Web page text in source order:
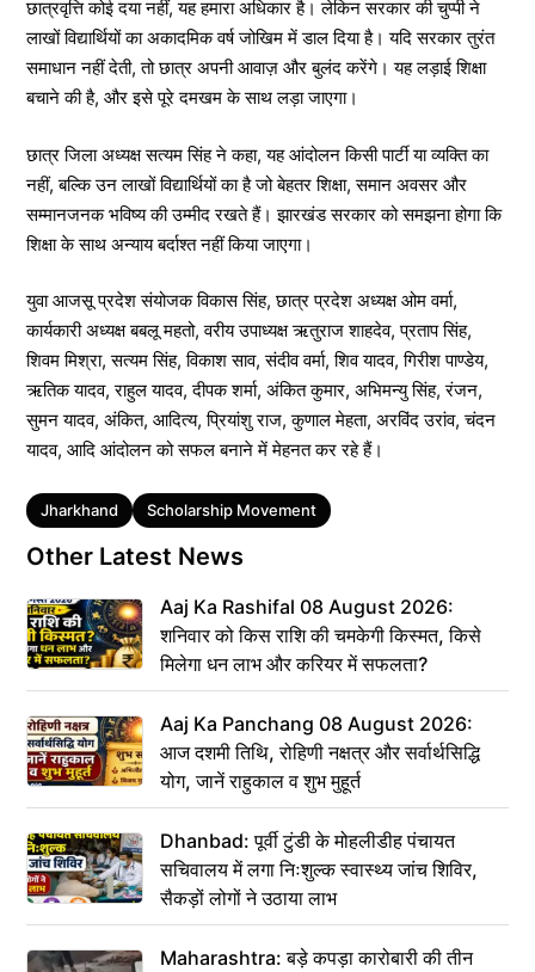
छात्रवृत्ति कोई दया नहीं, यह हमारा अधिकार है। लेकिन सरकार की चुप्पी ने
लाखों विद्यार्थियों का अकादमिक वर्ष जोखिम में डाल दिया है। यदि सरकार तुरंत
समाधान नहीं देती, तो छात्र अपनी आवाज़ और बुलंद करेंगे। यह लड़ाई शिक्षा
बचाने की है, और इसे पूरे दमखम के साथ लड़ा जाएगा।
छात्र जिला अध्यक्ष सत्यम सिंह ने कहा, यह आंदोलन किसी पार्टी या व्यक्ति का
नहीं, बल्कि उन लाखों विद्यार्थियों का है जो बेहतर शिक्षा, समान अवसर और
सम्मानजनक भविष्य की उम्मीद रखते हैं। झारखंड सरकार को समझना होगा कि
शिक्षा के साथ अन्याय बर्दाश्त नहीं किया जाएगा।
युवा आजसू प्रदेश संयोजक विकास सिंह, छात्र प्रदेश अध्यक्ष ओम वर्मा,
कार्यकारी अध्यक्ष बबलू महतो, वरीय उपाध्यक्ष ऋतुराज शाहदेव, प्रताप सिंह,
शिवम मिश्रा, सत्यम सिंह, विकाश साव, संदीव वर्मा, शिव यादव, गिरीश पाण्डेय,
ऋतिक यादव, राहुल यादव, दीपक शर्मा, अंकित कुमार, अभिमन्यु सिंह, रंजन,
सुमन यादव, अंकित, आदित्य, प्रियांशु राज, कुणाल मेहता, अरविंद उरांव, चंदन
यादव, आदि आंदोलन को सफल बनाने में मेहनत कर रहे हैं।
Tags
Jharkhand Scholarship Movement
Other Latest News
Aaj Ka Rashifal 08 August 2026:
शनिवार को किस राशि की चमकेगी किस्मत, किसे
मिलेगा धन लाभ और करियर में सफलता?
Aaj Ka Panchang 08 August 2026:
आज दशमी तिथि, रोहिणी नक्षत्र और सर्वार्थसिद्धि
योग, जानें राहुकाल व शुभ मुहूर्त
Dhanbad: पूर्वी टुंडी के मोहलीडीह पंचायत
सचिवालय में लगा निःशुल्क स्वास्थ्य जांच शिविर,
सैकड़ों लोगों ने उठाया लाभ
Maharashtra: बड़े कपड़ा कारोबारी की तीन